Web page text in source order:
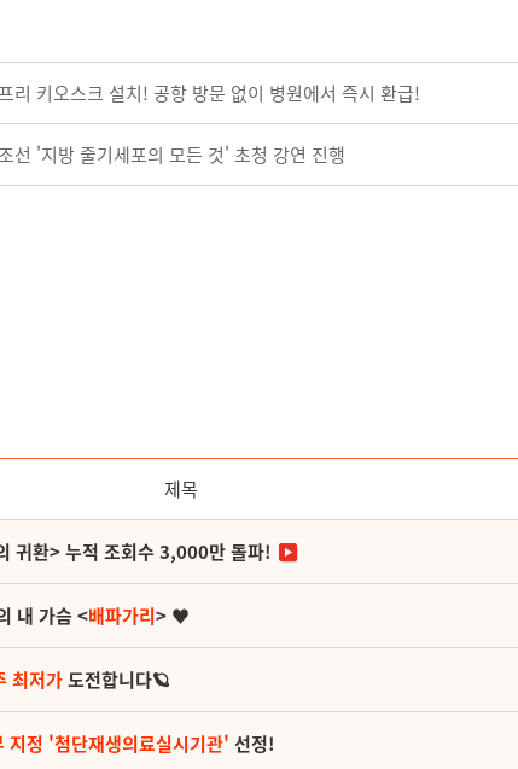
리 키오스크 설치! 공항 방문 없이 병원에서 즉시 환급!
선 '지방 줄기세포의 모든 것' 초청 강연 진행
제목
귀환> 누적 조회수 3,000만 돌파!
내 가슴 <배파가리> ♥
최저가도전합니다🪐
지정 '첨단재생의료실시기관' 선정!